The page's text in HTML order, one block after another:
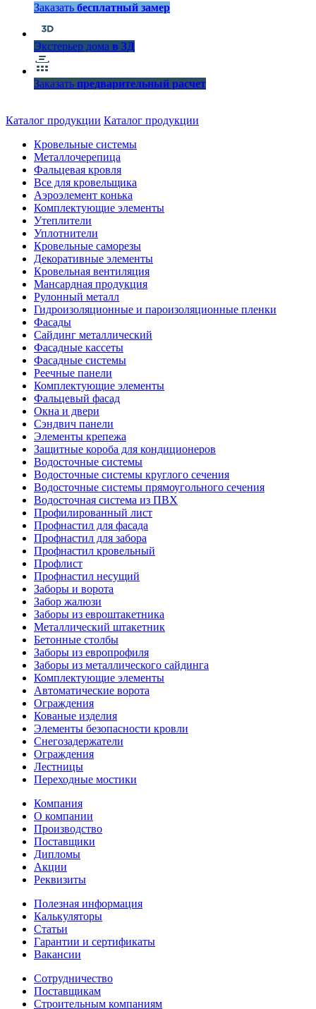
Заказать бесплатный замер
Экстерьер дома в 3Д
Заказать предварительный расчет
Каталог продукции Каталог продукции
Кровельные системы
Металлочерепица
Фальцевая кровля
Все для кровельщика
Аэроэлемент конька
Комплектующие элементы
Утеплители
Уплотнители
Кровельные саморезы
Декоративные элементы
Кровельная вентиляция
Мансардная продукция
Рулонный металл
Гидроизоляционные и пароизоляционные пленки
Фасады
Сайдинг металлический
Фасадные кассеты
Фасадные системы
Реечные панели
Комплектующие элементы
Фальцевый фасад
Окна и двери
Сэндвич панели
Элементы крепежа
Защитные короба для кондиционеров
Водосточные системы
Водосточные системы круглого сечения
Водосточные системы прямоугольного сечения
Водосточная система из ПВХ
Профилированный лист
Профнастил для фасада
Профнастил для забора
Профнастил кровельный
Профлист
Профнастил несущий
Заборы и ворота
Забор жалюзи
Заборы из евроштакетника
Металлический штакетник
Бетонные столбы
Заборы из европрофиля
Заборы из металлического сайдинга
Комплектующие элементы
Автоматические ворота
Ограждения
Кованые изделия
Элементы безопасности кровли
Снегозадержатели
Ограждения
Лестницы
Переходные мостики
Компания
О компании
Производство
Поставщики
Дипломы
Акции
Реквизиты
Полезная информация
Калькуляторы
Статьи
Гарантии и сертификаты
Вакансии
Сотрудничество
Поставщикам
Строительным компаниям